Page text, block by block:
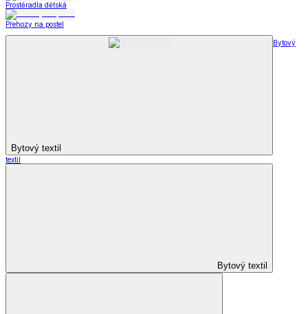
Prostěradla dětská
Přehozy na postel
Bytový textil
Bytový
textil
Bytový textil